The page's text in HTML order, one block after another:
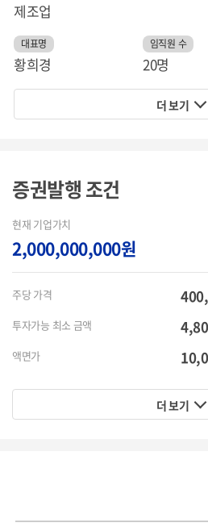
제조업
대표명
황희경
임직원 수
20명
더 보기
증권발행조건
현재 기업가치
2,000,000,000원
주당 가격
투자가능 최소 금액
액면가
더 보기